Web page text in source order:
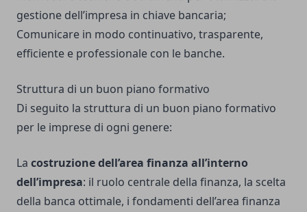
gestione dell’impresa in chiave bancaria;
Comunicare in modo continuativo, trasparente,
efficiente e professionale con le banche.
Struttura di un buon piano formativo
Di seguito la struttura di un buon piano formativo
per le imprese di ogni genere:
La costruzione dell’area finanza all’interno
dell’impresa: il ruolo centrale della finanza, la scelta
della banca ottimale, i fondamenti dell’area finanza